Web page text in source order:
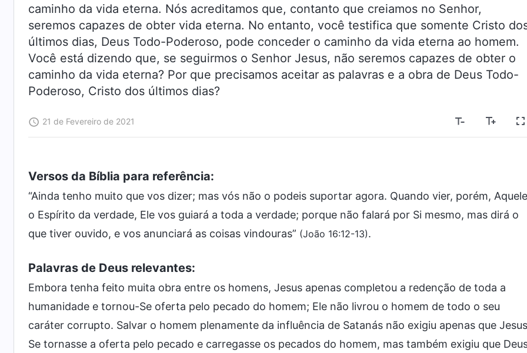
caminho da vida eterna. Nós acreditamos que, contanto que creiamos no Senhor,
seremos capazes de obter vida eterna. No entanto, você testifica que somente Cristo
últimos dias, Deus Todo-Poderoso, pode conceder o caminho da vida eterna ao homem.
Você está dizendo que, se seguirmos o Senhor Jesus, não seremos capazes de obter o
caminho da vida eterna? Por que precisamos aceitar as palavras e a obra de Deus Todo-
Poderoso, Cristo dos últimos dias?
21 de Fevereiro de 2021
Versos da Bíblia para referência:
“Ainda tenho muito que vos dizer; mas vós não o podeis suportar agora. Quando vier, porém,
o Espírito da verdade, Ele vos guiará a toda a verdade; porque não falará por Si mesmo, mas dirá o
que tiver ouvido, e vos anunciará as coisas vindouras” (João 16:12-13).
Palavras de Deus relevantes:
Embora tenha feito muita obra entre os homens, Jesus apenas completou a redenção de toda a
humanidade e tornou-Se oferta pelo pecado do homem; Ele não livrou o homem de todo o seu
caráter corrupto. Salvar o homem plenamente da influência de Satanás não exigiu apenas que Jesus
Se tornasse a oferta pelo pecado e carregasse os pecados do homem, mas também exigiu que